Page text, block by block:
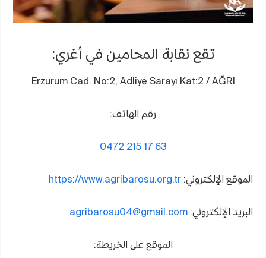
تقع نقابة المحامين في أغري:
Erzurum Cad. No:2, Adliye Sarayı Kat:2 / AĞRI
رقم الهاتف:
0472 215 17 63
الموقع الإلكتروني: https://www.agribarosu.org.tr
البريد الإلكتروني: agribarosu04@gmail.com
الموقع على الخريطة: